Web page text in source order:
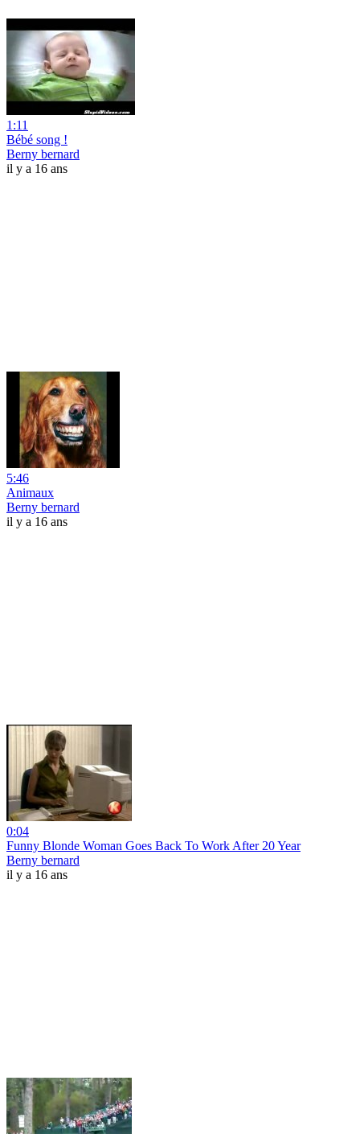
1:11
Bébé song !
Berny bernard
il y a 16 ans
5:46
Animaux
Berny bernard
il y a 16 ans
0:04
Funny Blonde Woman Goes Back To Work After 20 Year
Berny bernard
il y a 16 ans